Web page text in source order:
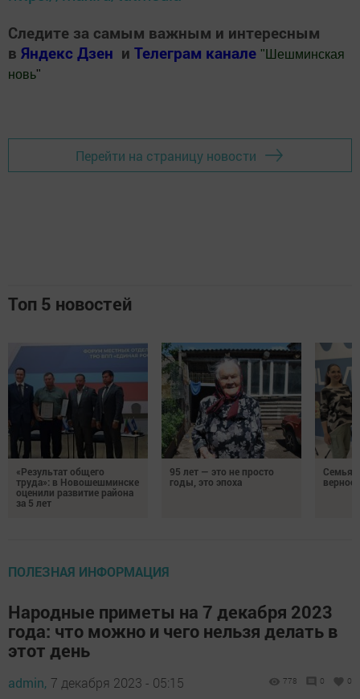
Следите за самым важным и интересным
в Яндекс Дзен и Телеграм канале " Шешминская
новь"
Перейти на страницу новости
Топ 5 новостей
«Результат общего
труда»: в Новошешминске
оценили развитие района
за 5 лет
95 лет — это не просто
годы, это эпоха
Семья
ПОЛЕЗНАЯ ИНФОРМАЦИЯ
Народные приметы на 7 декабря 2023
года: что можно и чего нельзя делать в
этот день
admin, 7 декабря 2023 - 05:15 778 0 0